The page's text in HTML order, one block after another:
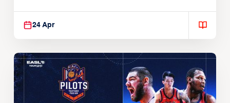
24 Apr